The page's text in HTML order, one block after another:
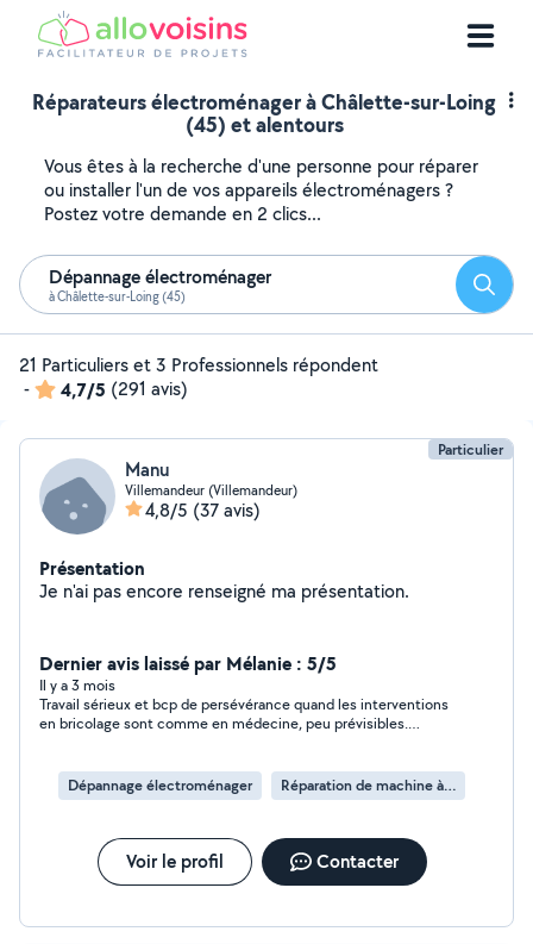
Réparateurs électroménager à Châlette-sur-Loing
(45) et alentours
Vous êtes à la recherche d'une personne pour réparer
ou installer l'un de vos appareils électroménagers ?
Postez votre demande en 2 clics...
Dépannage électroménager
à Châlette-sur-Loing (45)
21 Particuliers et 3 Professionnels répondent
-
4,7/5 (291 avis)
Particulier
Manu
Villemandeur (Villemandeur)
4,8/5 (37 avis)
Présentation
Je n'ai pas encore renseigné ma présentation.
Dernier avis laissé par Mélanie : 5/5
Il y a 3 mois
Travail sérieux et bcp de persévérance quand les interventions
en bricolage sont comme en médecine, peu prévisibles.
Dépannage électroménager
Réparation de machine à laver
Voir le profil Contacter